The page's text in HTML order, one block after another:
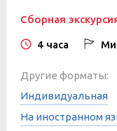
Сборная
4 часа
Другие форматы:
Индивидуальная
На иностранном